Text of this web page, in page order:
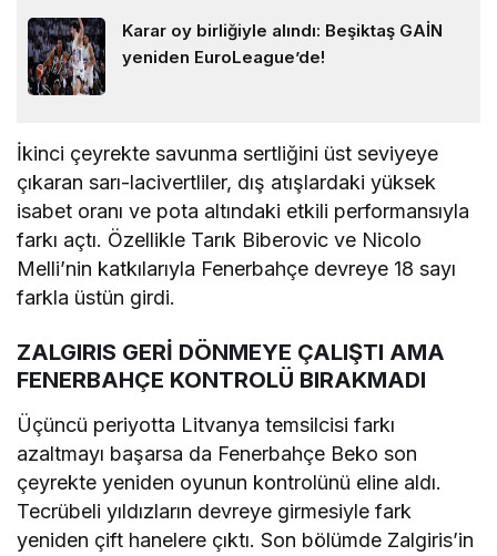
Karar oy birliğiyle alındı: Beşiktaş GAİN
yeniden EuroLeague’de!
İkinci çeyrekte savunma sertliğini üst seviyeye
çıkaran sarı-lacivertliler, dış atışlardaki yüksek
isabet oranı ve pota altındaki etkili performansıyla
farkı açtı. Özellikle Tarık Biberovic ve Nicolo
Melli’nin katkılarıyla Fenerbahçe devreye 18 sayı
farkla üstün girdi.
ZALGIRIS GERİ DÖNMEYE ÇALIŞTI AMA
FENERBAHÇE KONTROLÜ BIRAKMADI
Üçüncü periyotta Litvanya temsilcisi farkı
azaltmayı başarsa da Fenerbahçe Beko son
çeyrekte yeniden oyunun kontrolünü eline aldı.
Tecrübeli yıldızların devreye girmesiyle fark
yeniden çift hanelere çıktı. Son bölümde Zalgiris’in